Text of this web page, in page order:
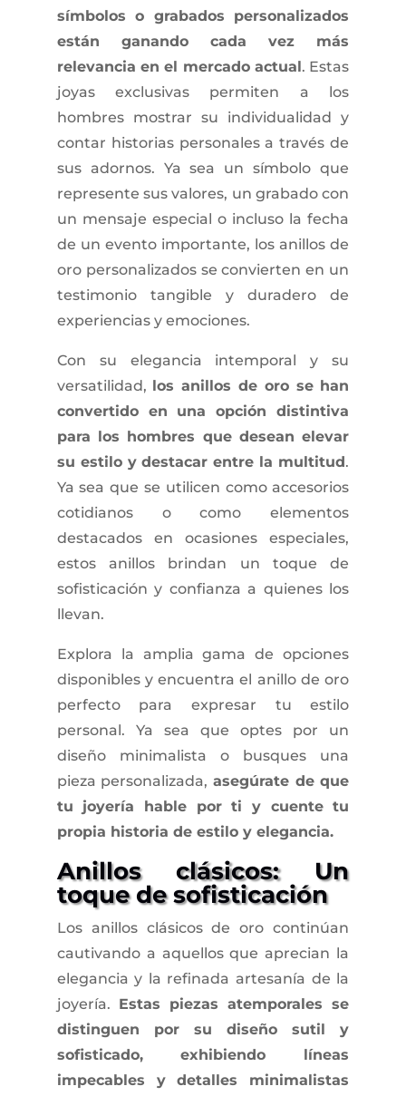
símbolos o grabados personalizados
están ganando cada vez más
relevancia en el mercado actual. Estas
joyas exclusivas permiten a los
hombres mostrar su individualidad y
contar historias personales a través de
sus adornos. Ya sea un símbolo que
represente sus valores, un grabado con
un mensaje especial o incluso la fecha
de un evento importante, los anillos de
oro personalizados se convierten en un
testimonio tangible y duradero de
experiencias y emociones.
Con su elegancia intemporal y su
versatilidad, los anillos de oro se han
convertido en una opción distintiva
para los hombres que desean elevar
su estilo y destacar entre la multitud.
Ya sea que se utilicen como accesorios
cotidianos o como elementos
destacados en ocasiones especiales,
estos anillos brindan un toque de
sofisticación y confianza a quienes los
llevan.
Explora la amplia gama de opciones
disponibles y encuentra el anillo de oro
perfecto para expresar tu estilo
personal. Ya sea que optes por un
diseño minimalista o busques una
pieza personalizada, asegúrate de que
tu joyería hable por ti y cuente tu
propia historia de estilo y elegancia.
Anillos clásicos: Un
toque de sofisticación
Los anillos clásicos de oro continúan
cautivando a aquellos que aprecian la
elegancia y la refinada artesanía de la
joyería. Estas piezas atemporales se
distinguen por su diseño sutil y
sofisticado, exhibiendo líneas
impecables y detalles minimalistas